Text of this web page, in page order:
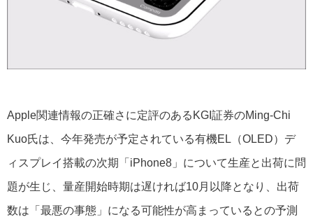
Apple関連情報の正確さに定評のあるKGI証券のMing-Chi
Kuo氏は、今年発売が予定されている有機EL（OLED）デ
ィスプレイ搭載の次期「iPhone8」について生産と出荷に問
題が生じ、量産開始時期は遅ければ10月以降となり、出荷
数は「最悪の事態」になる可能性が高まっているとの予測